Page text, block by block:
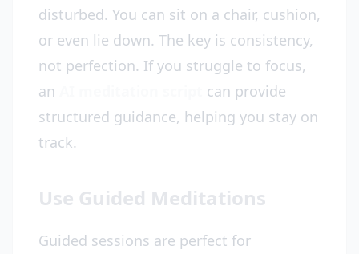
disturbed. You can sit on a chair, cushion,
or even lie down. The key is consistency,
not perfection. If you struggle to focus,
an
can provide
structured guidance, helping you stay on
track.
Use Guided Meditations
Guided sessions are perfect for